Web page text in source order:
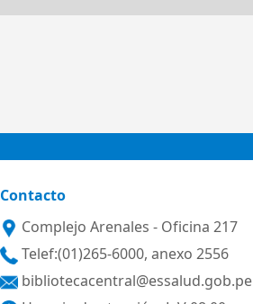
Contacto
Complejo Arenales - Oficina 217
Telef:(01)265-6000, anexo 2556
bibliotecacentral@essalud.gob.pe